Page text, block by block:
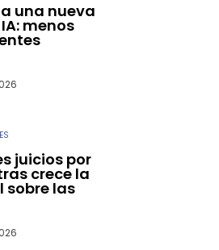
una nueva
menos
juicios por
crece la
sobre las